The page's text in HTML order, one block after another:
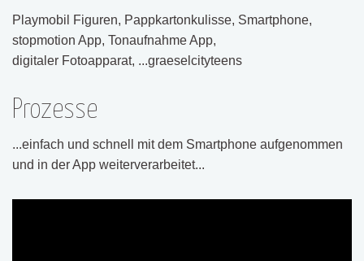
Playmobil Figuren, Pappkartonkulisse, Smartphone,
stopmotion App, Tonaufnahme App,
digitaler Fotoapparat, ...graeselcityteens
Prozesse
...einfach und schnell mit dem Smartphone aufgenommen
und in der App weiterverarbeitet...